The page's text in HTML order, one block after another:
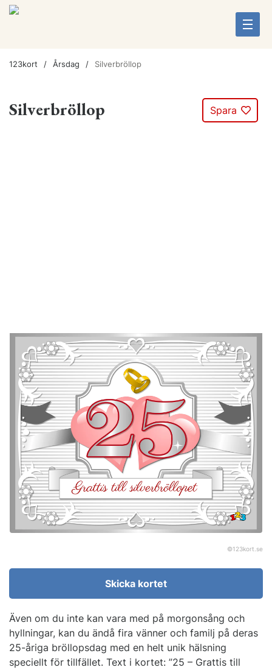
123kort Årsdag Silverbröllop
Silverbröllop Spara
©123kort.se
Skicka kortet
Även om du inte kan vara med på morgonsång och
hyllningar, kan du ändå fira vänner och familj på deras
25-åriga bröllopsdag med en helt unik hälsning
speciellt för tillfället. Text i kortet: ”25 – Grattis till